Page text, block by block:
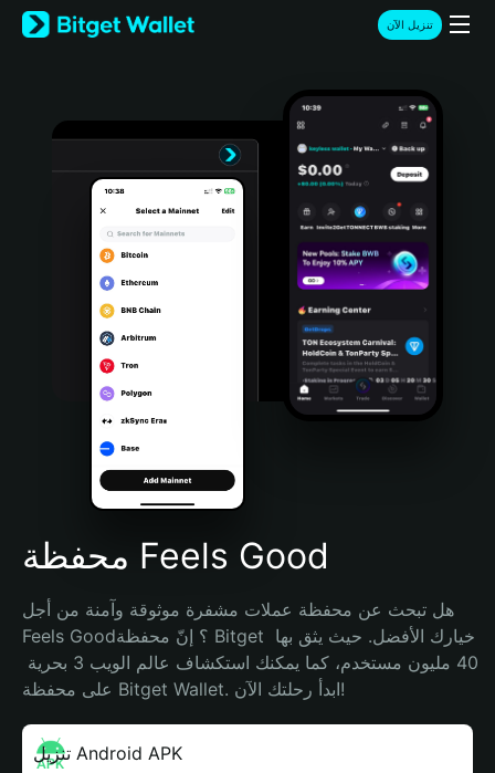
English
日本語
Türkçe
Português (Portugal)
Bahasa Indonesia
Português (Brasil)
Español (Argentina)
تنزيل الآن
محفظة Feels Good
هل تبحث عن محفظة عملات مشفرة موثوقة وآمنة من أجل
Feels Good؟ إنّ محفظة Bitget خيارك الأفضل. حيث يثق بها
على محفظة Bitget Wallet. ابدأ رحلتك الآن!
تنزيل Android APK